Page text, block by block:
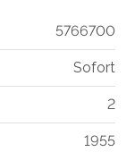
5766700
Sofort
2
1955